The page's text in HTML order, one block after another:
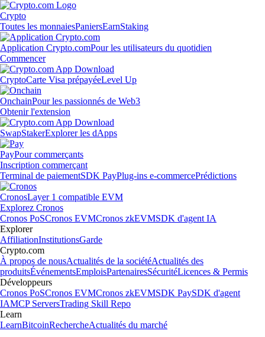
Crypto
Toutes les monnaiesPaniersEarnStaking
Application Crypto.comPour les utilisateurs du quotidien
Commencer
CryptoCarte Visa prépayéeLevel Up
OnchainPour les passionnés de Web3
Obtenir l'extension
SwapStakerExplorer les dApps
PayPour commerçants
Inscription commerçant
Terminal de paiementSDK PayPlug-ins e-commercePrédictions
CronosLayer 1 compatible EVM
Explorez Cronos
Cronos PoSCronos EVMCronos zkEVMSDK d'agent IA
Explorer
AffiliationInstitutionsGarde
Crypto.com
À propos de nousActualités de la sociétéActualités des
produitsÉvénementsEmploisPartenairesSécuritéLicences & Permis
Développeurs
Cronos PoSCronos EVMCronos zkEVMSDK PaySDK d'agent
IAMCP ServersTrading Skill Repo
Learn
LearnBitcoinRechercheActualités du marché